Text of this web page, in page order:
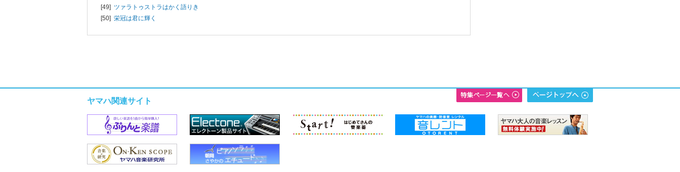
[49] ツァラトゥストラはかく語りき
[50] 栄冠は君に輝く
ヤマハ関連サイト